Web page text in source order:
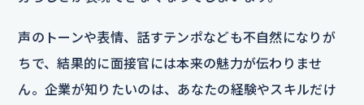
声のトーンや表情、話すテンポなども不自然になりが
ちで、結果的に面接官には本来の魅力が伝わりませ
ん。企業が知りたいのは、あなたの経験やスキルだけ